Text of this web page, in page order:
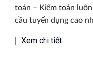
toán – Kiểm toán
cầu tuyển dụng cao
Xem chi tiết